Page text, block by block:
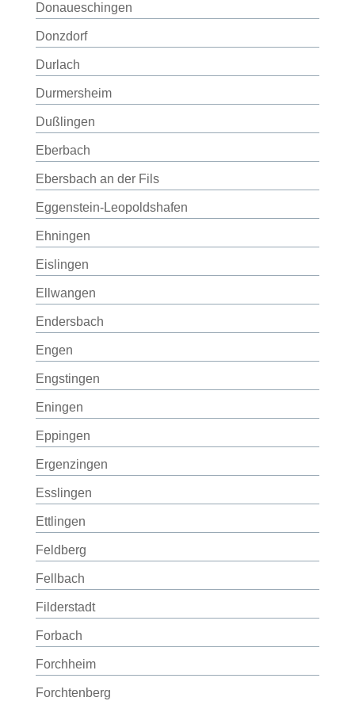
Donaueschingen
Donzdorf
Durlach
Durmersheim
Dußlingen
Eberbach
Ebersbach an der Fils
Eggenstein-Leopoldshafen
Ehningen
Eislingen
Ellwangen
Endersbach
Engen
Engstingen
Eningen
Eppingen
Ergenzingen
Esslingen
Ettlingen
Feldberg
Fellbach
Filderstadt
Forbach
Forchheim
Forchtenberg